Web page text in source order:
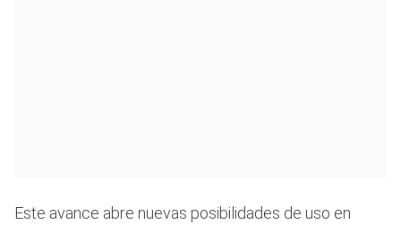
Este avance abre nuevas posibilidades de uso en